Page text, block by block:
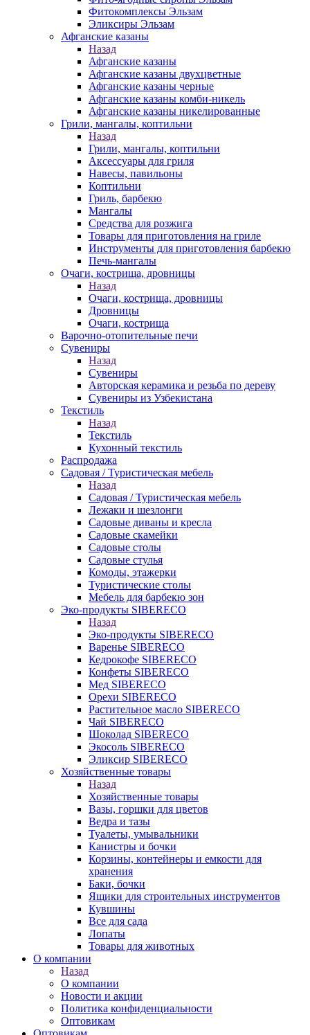
Фитокомплексы Эльзам
Эликсиры Эльзам
Афганские казаны
Назад
Афганские казаны
Афганские казаны двухцветные
Афганские казаны черные
Афганские казаны комби-никель
Афганские казаны никелированные
Грили, мангалы, коптильни
Назад
Грили, мангалы, коптильни
Аксессуары для гриля
Навесы, павильоны
Коптильни
Гриль, барбекю
Мангалы
Средства для розжига
Товары для приготовления на гриле
Инструменты для приготовления барбекю
Печь-мангалы
Очаги, кострища, дровницы
Назад
Очаги, кострища, дровницы
Дровницы
Очаги, кострища
Варочно-отопительные печи
Сувениры
Назад
Сувениры
Авторская керамика и резьба по дереву
Сувениры из Узбекистана
Текстиль
Назад
Текстиль
Кухонный текстиль
Распродажа
Садовая / Туристическая мебель
Назад
Садовая / Туристическая мебель
Лежаки и шезлонги
Садовые диваны и кресла
Садовые скамейки
Садовые столы
Садовые стулья
Комоды, этажерки
Туристические столы
Мебель для барбекю зон
Эко-продукты SIBERECO
Назад
Эко-продукты SIBERECO
Варенье SIBERECO
Кедрокофе SIBERECO
Конфеты SIBERECO
Мед SIBERECO
Орехи SIBERECO
Растительное масло SIBERECO
Чай SIBERECO
Шоколад SIBERECO
Экосоль SIBERECO
Эликсир SIBERECO
Хозяйственные товары
Назад
Хозяйственные товары
Вазы, горшки для цветов
Ведра и тазы
Туалеты, умывальники
Канистры и бочки
Корзины, контейнеры и емкости для
хранения
Баки, бочки
Ящики для строительных инструментов
Кувшины
Все для сада
Лопаты
Товары для животных
О компании
Назад
О компании
Новости и акции
Политика конфиденциальности
Оптовикам